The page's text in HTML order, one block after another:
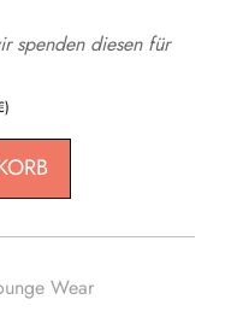
spenden diesen für
)
Wear